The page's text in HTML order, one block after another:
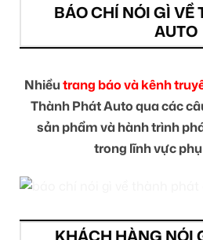
BÁO CHÍ NÓI GÌ VỀ
AUTO
Nhiềutrang báo và kênh
Thành Phát Auto qua các
sản phẩm và hành trình
trong lĩnh vực